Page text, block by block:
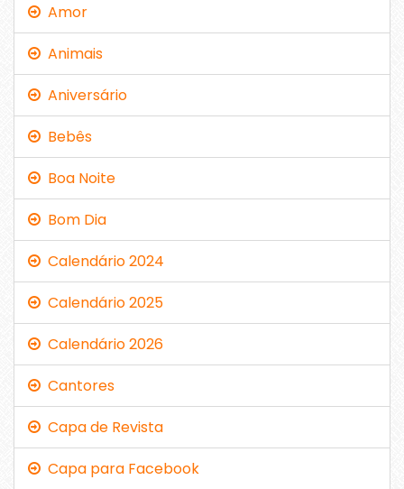
Amor
Animais
Aniversário
Bebês
Boa Noite
Bom Dia
Calendário 2024
Calendário 2025
Calendário 2026
Cantores
Capa de Revista
Capa para Facebook